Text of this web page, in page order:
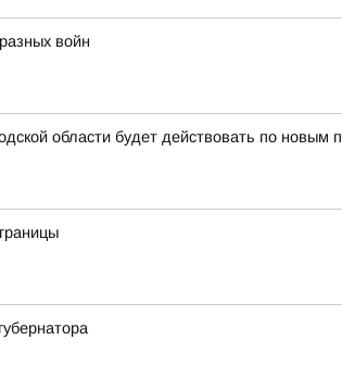
войн
области будет действовать по новым